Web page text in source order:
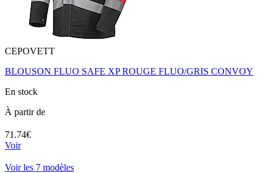
CEPOVETT
BLOUSON FLUO SAFE XP ROUGE FLUO/GRIS CONVOY
En stock
À partir de
71.74€
Voir
Voir les 7 modèles